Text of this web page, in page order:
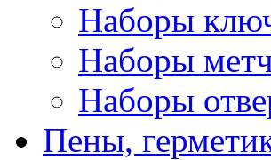
Наборы
Наборы
Наборы
Пены,